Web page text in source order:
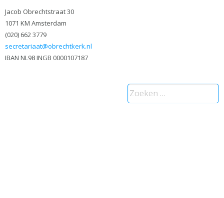
Jacob Obrechtstraat 30
1071 KM Amsterdam
(020) 662 3779
secretariaat@obrechtkerk.nl
IBAN NL98 INGB 0000107187
Zoeken
naar: